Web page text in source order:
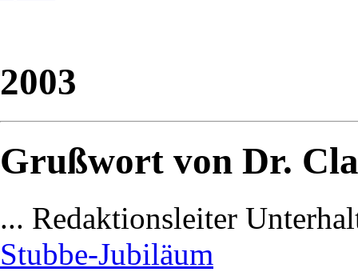
2003
Grußwort von Dr.
... Redaktionsleiter
Stubbe-Jubiläum